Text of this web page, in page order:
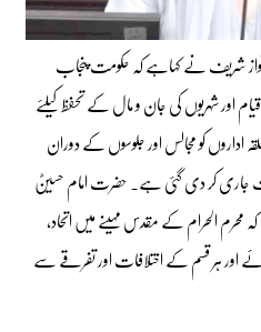
نواز شریف نے کہاہے کہ حکومت پنجاب
اور شہریوں کی جان و مال کے تحفظ کیلئے
اداروں کو مجالس اور جلوسوں کے دوران
جاری کر دی گئی ہے۔ حضرت امام حسینؓ
الحرام کے مقدس مہینے میں اتحاد،
اور ہر قسم کے اختلافات اور تفرقے سے